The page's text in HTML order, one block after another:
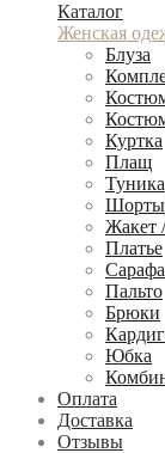
Каталог
Женская
Блуза
Куртка
Плащ
Туника
Шорты
Жакет
Платье
Пальто
Брюки
Юбка
Оплата
Доставка
Отзывы